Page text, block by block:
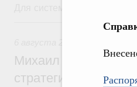
Михаил Мишустин
стратегической